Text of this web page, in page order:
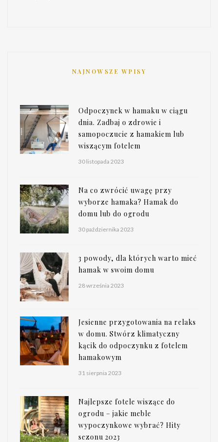
NAJNOWSZE WPISY
Odpoczynek w hamaku w ciągu
dnia. Zadbaj o zdrowie i
samopoczucie z hamakiem lub
wiszącym fotelem
30 listopada 2023
Na co zwrócić uwagę przy
wyborze hamaka? Hamak do
domu lub do ogrodu
30 października 2023
3 powody, dla których warto mieć
hamak w swoim domu
28 września 2023
Jesienne przygotowania na relaks
w domu. Stwórz klimatyczny
kącik do odpoczynku z fotelem
hamakowym
31 sierpnia 2023
Najlepsze fotele wiszące do
ogrodu – jakie meble
wypoczynkowe wybrać? Hity
sezonu 2023